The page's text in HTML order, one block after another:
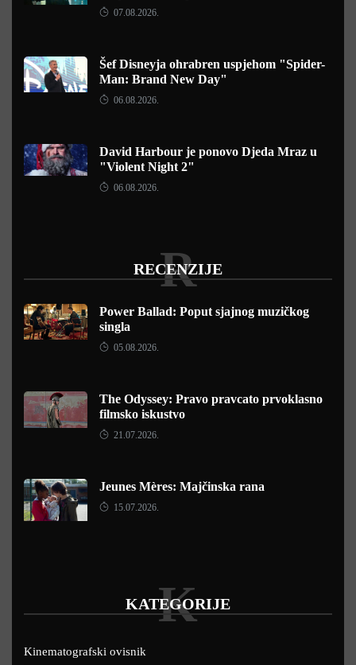
07.08.2026.
Šef Disneyja ohrabren uspjehom "Spider-
Man: Brand New Day"
06.08.2026.
David Harbour je ponovo Djeda Mraz u
"Violent Night 2"
06.08.2026.
RECENZIJE
R
Power Ballad: Poput sjajnog muzičkog
singla
05.08.2026.
The Odyssey: Pravo pravcato prvoklasno
filmsko iskustvo
21.07.2026.
Jeunes Mères: Majčinska rana
15.07.2026.
KATEGORIJE
K
Kinematografski ovisnik